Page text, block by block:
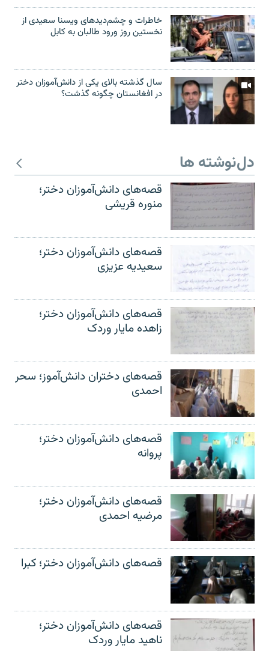
خاطرات و چشم‌دید‌های ویسنا سعیدی از
نخستین روز ورود طالبان به کابل
سال گذشته بالای یکی از دانش‌آموزان دختر
در افغانستان چگونه گذشت؟
دل‌نوشته ها
قصه‌های دانش‌آموزان دختر؛
منوره قریشی
قصه‌های دانش‌آموزان دختر؛
سعیدیه عزیزی
قصه‌های دانش‌آموزان دختر؛
زاهده مایار وردک
قصه‌های دختران دانش‌آموز؛ سحر
احمدی
قصه‌های دانش‌آموزان دختر؛
پروانه
قصه‌های دانش‌آموزان دختر؛
مرضیه احمدی
قصه‌های دانش‌آموزان دختر؛ کبرا
قصه‌های دانش‌آموزان دختر؛
ناهید مایار وردک